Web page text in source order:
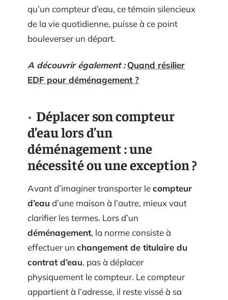
qu’un compteur d’eau, ce témoin silencieux
de la vie quotidienne, puisse à ce point
bouleverser un départ.
A découvrir également : Quand résilier
EDF pour déménagement ?
Déplacer son compteur
d’eau lors d’un
déménagement : une
nécessité ou une exception ?
Avant d’imaginer transporter lecompteur
d’eau d’une maison à l’autre, mieux vaut
clarifier les termes. Lors d’un
déménagement, la norme consiste à
effectuer un changement de titulaire du
contrat d’eau, pas à déplacer
physiquement le compteur. Le compteur
appartient à l’adresse, il reste vissé à sa